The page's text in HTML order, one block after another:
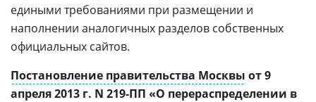
едиными требованиями при размещении и
наполнении аналогичных разделов собственных
официальных сайтов.
Постановление правительства Москвы от 9
апреля 2013 г. N 219-ПП «О перераспределении в